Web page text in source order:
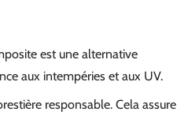
est une alternative
aux intempéries et aux UV.
responsable. Cela assure